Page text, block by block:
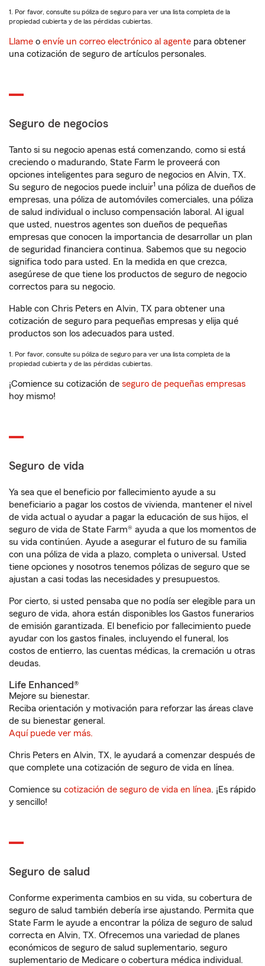
1. Por favor, consulte su póliza de seguro para ver una lista completa de la
propiedad cubierta y de las pérdidas cubiertas.
Llame o envíe un correo electrónico al agente para obtener
una cotización de seguro de artículos personales.
Seguro de negocios
Tanto si su negocio apenas está comenzando, como si está
creciendo o madurando, State Farm le proveerá con
opciones inteligentes para seguro de negocios en Alvin, TX.
Su seguro de negocios puede incluir1 una póliza de dueños de
empresas, una póliza de automóviles comerciales, una póliza
de salud individual o incluso compensación laboral. Al igual
que usted, nuestros agentes son dueños de pequeñas
empresas que conocen la importancia de desarrollar un plan
de seguridad financiera continua. Sabemos que su negocio
significa todo para usted. En la medida en que crezca,
asegúrese de que tiene los productos de seguro de negocio
correctos para su negocio.
Hable con Chris Peters en Alvin, TX para obtener una
cotización de seguro para pequeñas empresas y elija qué
productos son los adecuados para usted.
1. Por favor, consulte su póliza de seguro para ver una lista completa de la
propiedad cubierta y de las pérdidas cubiertas.
¡Comience su cotización de seguro de pequeñas empresas
hoy mismo!
Seguro de vida
Ya sea que el beneficio por fallecimiento ayude a su
beneficiario a pagar los costos de vivienda, mantener el nivel
de vida actual o ayudar a pagar la educación de sus hijos, el
seguro de vida de State Farm® ayuda a que los momentos de
su vida continúen. Ayude a asegurar el futuro de su familia
con una póliza de vida a plazo, completa o universal. Usted
tiene opciones y nosotros tenemos pólizas de seguro que se
ajustan a casi todas las necesidades y presupuestos.
Por cierto, si usted pensaba que no podía ser elegible para un
seguro de vida, ahora están disponibles los Gastos funerarios
de emisión garantizada. El beneficio por fallecimiento puede
ayudar con los gastos finales, incluyendo el funeral, los
costos de entierro, las cuentas médicas, la cremación u otras
deudas.
Life Enhanced®
Mejore su bienestar.
Reciba orientación y motivación para reforzar las áreas clave
de su bienestar general.
Aquí puede ver más.
Chris Peters en Alvin, TX, le ayudará a comenzar después de
que complete una cotización de seguro de vida en línea.
Comience su cotización de seguro de vida en línea. ¡Es rápido
y sencillo!
Seguro de salud
Conforme experimenta cambios en su vida, su cobertura de
seguro de salud también debería irse ajustando. Permita que
State Farm le ayude a encontrar la póliza de seguro de salud
correcta en Alvin, TX. Ofrecemos una variedad de planes
económicos de seguro de salud suplementario, seguro
suplementario de Medicare o cobertura médica individual.